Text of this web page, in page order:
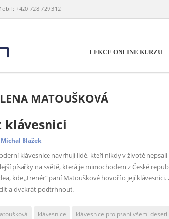
+420 728 729 312
LEKCE ONLINE KURZU
MATOUŠKOVÁ
klávesnici
Michal Blažek
klávesnice navrhují lidé, kteří nikdy v životě
písařky na světě, která je mimochodem z České
kde „trenér“ paní Matouškové hovoří o její klávesnici.
a dvakrát podtrhnout.
klávesnice klávesnice pro psaní všemi deseti